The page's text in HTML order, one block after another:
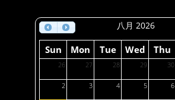
八月 2026
Sun Mon Tue Wed Thu
26 27 28 29 30
2 3 4 5 6